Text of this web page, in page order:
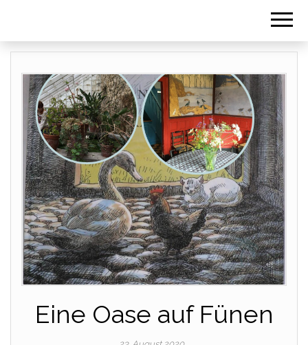
Eine Oase auf Fünen